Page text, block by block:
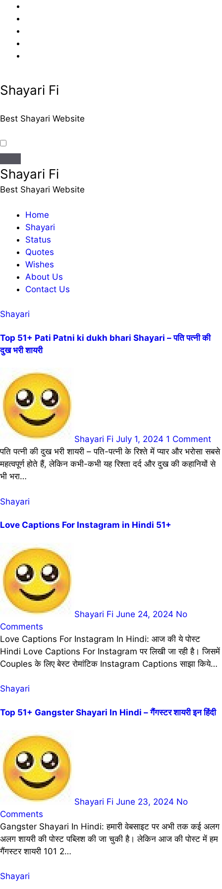
content
Shayari Fi
Best Shayari Website
Shayari Fi
Best Shayari Website
Home
Shayari
Status
Quotes
Wishes
About Us
Contact Us
Shayari
Top 51+ Pati Patni ki dukh bhari Shayari – पति पत्नी की
दुख भरी शायरी
Shayari Fi July 1, 2024 1 Comment
पति पत्नी की दुख भरी शायरी – पति-पत्नी के रिश्ते में प्यार और भरोसा सबसे
महत्वपूर्ण होते हैं, लेकिन कभी-कभी यह रिश्ता दर्द और दुख की कहानियों से
भी भरा…
Shayari
Love Captions For Instagram in Hindi 51+
Shayari Fi June 24, 2024 No
Comments
Love Captions For Instagram In Hindi: आज की ये पोस्ट
Hindi Love Captions For Instagram पर लिखी जा रही है। जिसमें
Couples के लिए बेस्ट रोमांटिक Instagram Captions साझा किये…
Shayari
Top 51+ Gangster Shayari In Hindi – गैंगस्टर शायरी इन हिंदी
Shayari Fi June 23, 2024 No
Comments
Gangster Shayari In Hindi: हमारी वेबसाइट पर अभी तक कई अलग
अलग शायरी की पोस्ट पब्लिश की जा चुकी है। लेकिन आज की पोस्ट में हम
गैंगस्टर शायरी 101 2…
Shayari